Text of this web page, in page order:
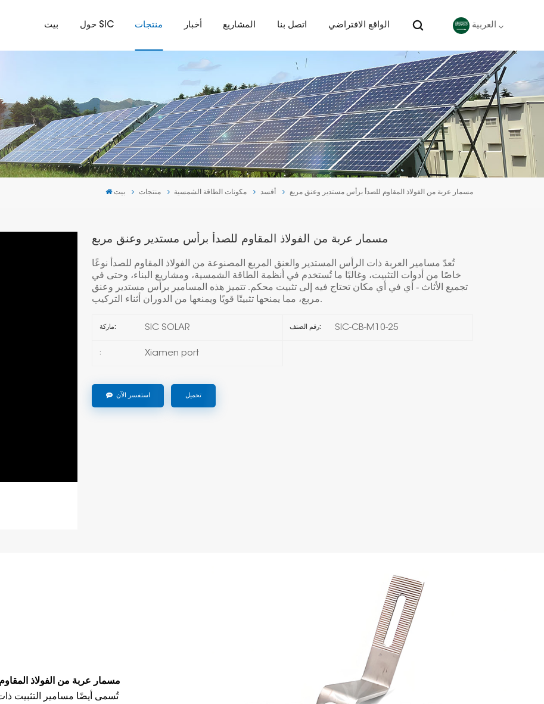
بيت حول SIC منتجات أخبار المشاريع اتصل بنا الواقع الافتراضي العربية
English
Deutsch
español
português
بيت منتجات مكونات الطاقة الشمسية أفسد مسمار عربة من الفولاذ المقاوم للصدأ برأس مستدير وعنق مربع
مسمار عربة من الفولاذ المقاوم للصدأ برأس مستدير وعنق مربع
تُعدّ مسامير العربة ذات الرأس المستدير والعنق المربع المصنوعة من الفولاذ المقاوم للصدأ نوعًا
خاصًا من أدوات التثبيت، وغالبًا ما تُستخدم في أنظمة الطاقة الشمسية، ومشاريع البناء، وحتى في
تجميع الأثاث - أي في أي مكان تحتاج فيه إلى تثبيت محكم. تتميز هذه المسامير برأس مستدير وعنق
مربع، مما يمنحها تثبيتًا قويًا ويمنعها من الدوران أثناء التركيب.
ماركة: SIC SOLAR رقم الصنف: SIC-CB-M10-25
: Xiamen port
استفسر الآن تحميل
مسمار عربة من الفولاذ
تُسمى أيضًا مسامير التثبيت